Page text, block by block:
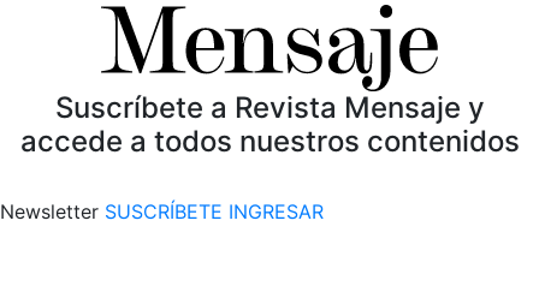
Suscríbete a Revista Mensaje y
accede a todos nuestros contenidos
Newsletter SUSCRÍBETE INGRESAR